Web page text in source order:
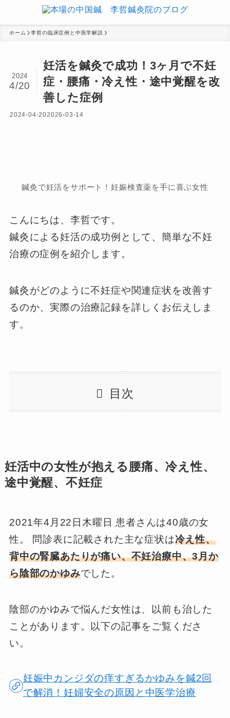
ホーム 李哲の臨床症例と中医学解説
妊活を鍼灸で成功！3ヶ月で不妊
症・腰痛・冷え性・途中覚醒を改
善した症例
2024
4/20
2024-04-202026-03-14
鍼灸で妊活をサポート！妊娠検査薬を手に喜ぶ女性
こんにちは、李哲です。
鍼灸による妊活の成功例として、簡単な不妊
治療の症例を紹介します。
鍼灸がどのように不妊症や関連症状を改善す
るのか、実際の治療記録を詳しくお伝えしま
す。
目次
妊活中の女性が抱える腰痛、冷え性、
途中覚醒、不妊症
2021年4月22日木曜日 患者さんは40歳の女
性。 問診表に記載された主な症状は冷え性、
背中の腎臓あたりが痛い、不妊治療中、3月か
ら陰部のかゆみでした。
陰部のかゆみで悩んだ女性は、以前も治した
ことがあります。以下の記事をご覧くださ
い。
妊娠中カンジダの痒すぎるかゆみを鍼2回
で解消！妊婦安全の原因と中医学治療